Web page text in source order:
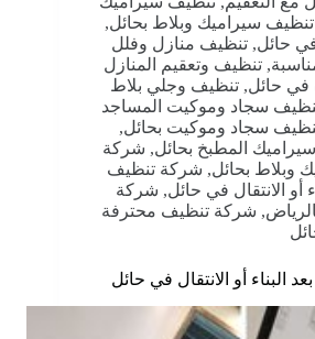
تنظيف سيراميك وبلاط بحائل,
حائل, تنظيف منازل وفلل
, تنظيف وتعقيم المنازل
في حائل, تنظيف وجلي بلاط
سجاد وموكيت المساجد
سجاد وموكيت بحائل,
المطبخ بحائل, شركة
وبلاط بحائل, شركة تنظيف
أو الانتقال في حائل, شركة
, شركة تنظيف محترفة
أو الانتقال في حائل